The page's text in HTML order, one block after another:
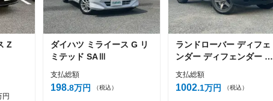
る
Z
円
ダイハツ ミライース G リ
ミテッド SAⅢ
支払総額
198 8万円 （税込）
ランドローバー ディフェ
ンダー ディフェンダー 11
支払総額
1002 1万円 （税込）